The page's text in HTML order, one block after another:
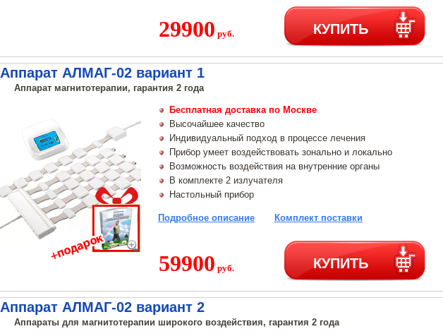
29900 руб. КУПИТЬ
Аппарат АЛМАГ-02 вариант 1
Аппарат магнитотерапии, гарантия 2 года
Бесплатная доставка по Москве
Высочайшее качество
Индивидуальный подход в процессе лечения
Прибор умеет воздействовать зонально и локально
Возможность воздействия на внутренние органы
В комплекте 2 излучателя
Настольный прибор
Подробное описание Комплект поставки
59900 руб. КУПИТЬ
Аппарат АЛМАГ-02 вариант 2
Аппараты для магнитотерапии широкого воздействия, гарантия 2 года